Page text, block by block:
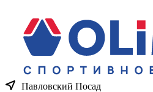
Павловский Посад